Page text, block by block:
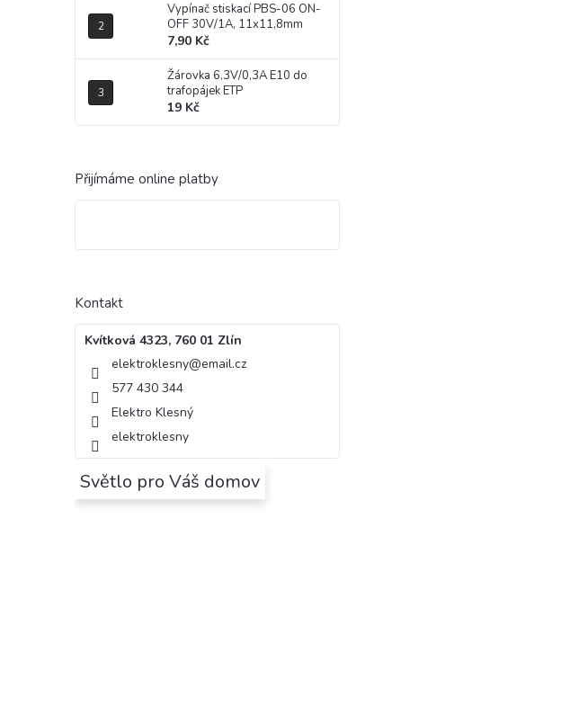
Vypínač stiskací PBS-06 ON-
OFF 30V/1A, 11x11,8mm
7,90 Kč
Žárovka 6,3V/0,3A E10 do
trafopájek ETP
19 Kč
Přijímáme online platby
Kontakt
Kvítková 4323, 760 01 Zlín
elektroklesny@email.cz
577 430 344
Elektro Klesný
elektroklesny
Světlo pro Váš domov